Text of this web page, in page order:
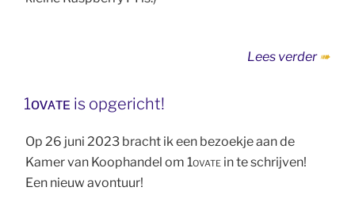
Lees verder
1ᴏᴠᴀᴛᴇ is opgericht!
Op 26 juni 2023 bracht ik een bezoekje aan de
Kamer van Koophandel om 1ovate in te schrijven!
Een nieuw avontuur!